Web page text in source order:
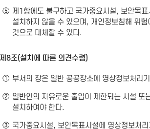
⑤ 제1항에도 불구하고 국가중요시설, 보안목
설치하지 않을 수 있으며, 개인정보침해 위
것으로 대체할 수 있다.
8조(설치에 따른 의견수렴)
① 부서의 장은 일반 공공장소에 영상정보처리
② 일반인의 자유로운 출입이 제한되는 시설
설치하여야 한다.
③ 국가중요시설, 보안목표시설에 영상정보처